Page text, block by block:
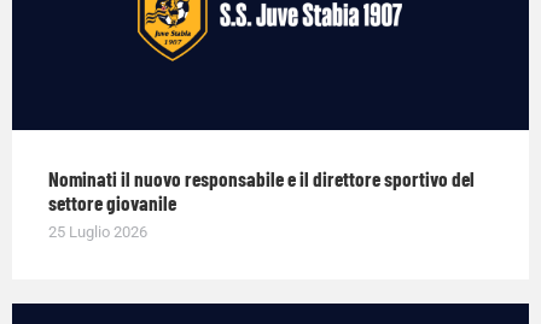
Nominati il nuovo responsabile e il direttore sportivo del
settore giovanile
25 Luglio 2026